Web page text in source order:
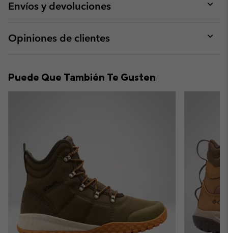
Envíos y devoluciones
or
Opiniones de clientes
or
Puede Que También Te Gusten